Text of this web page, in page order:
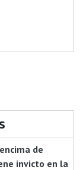
de
invicto en la